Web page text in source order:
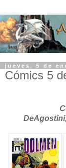
jueves, 5 de
Cómics 5